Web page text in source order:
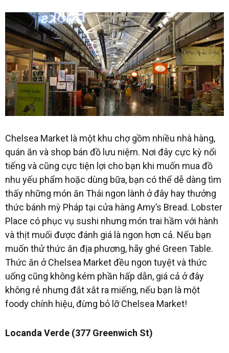
Chelsea Market là một khu chợ gồm nhiều nhà hàng,
quán ăn và shop bán đồ lưu niệm. Nơi đây cực kỳ nổi
tiếng và cũng cực tiện lợi cho bạn khi muốn mua đồ
nhu yếu phẩm hoặc dùng bữa, bạn có thể dễ dàng tìm
thấy những món ăn Thái ngon lành ở đây hay thưởng
thức bánh mỳ Pháp tại cửa hàng Amy’s Bread. Lobster
Place có phục vụ sushi nhưng món trai hầm với hành
và thịt muối được đánh giá là ngon hơn cả. Nếu bạn
muốn thử thức ăn địa phương, hãy ghé Green Table.
Thức ăn ở Chelsea Market đều ngon tuyệt và thức
uống cũng không kém phần hấp dẫn, giá cả ở đây
không rẻ nhưng đắt xắt ra miếng, nếu bạn là một
foody chính hiệu, đừng bỏ lỡ Chelsea Market!
Locanda Verde (377 Greenwich St)